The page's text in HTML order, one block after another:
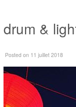
drum &
Posted on 11 juillet 2018